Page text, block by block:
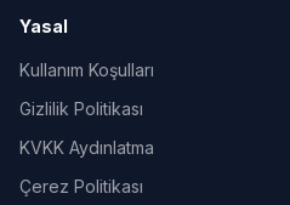
Yasal
Kullanım Koşulları
Gizlilik Politikası
KVKK Aydınlatma
Çerez Politikası